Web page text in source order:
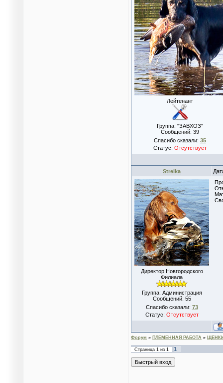
Лейтенант
Группа: "ЗАВХОЗ"
Сообщений: 39
Спасибо сказали: 35
Статус: Отсутствует
Strelka
Директор Новгородского
Филиала
Группа: Администрация
Сообщений: 55
Спасибо сказали: 73
Статус: Отсутствует
Форум » ПЛЕМЕННАЯ РАБОТА »
Страница 1 из 1 1